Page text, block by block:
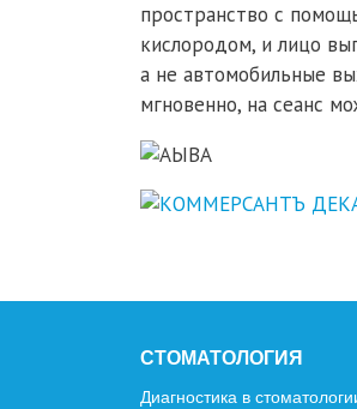
пространство с
кислородом, и лицо
а не автомобильные
мгновенно, на сеанс
СТОМАТОЛОГИЯ
Диагностика в